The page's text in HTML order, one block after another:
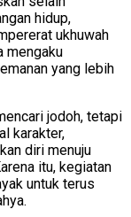
hidup,
ukhuwah
mengaku
yang lebih
jodoh, tetapi
karakter,
diri menuju
itu, kegiatan
untuk terus